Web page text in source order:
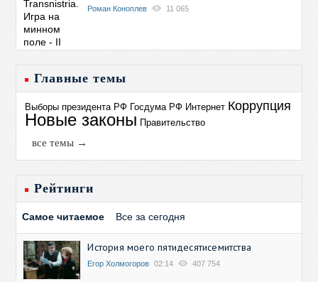
Роман Коноплев 11 065
Главные темы
Выборы президента РФ Госдума РФ Интернет Коррупция
Новые законы Правительство
все темы →
Рейтинги
Самое читаемое Все за сегодня
История моего пятидесятисемитства
Егор Холмогоров 02:14 407 754